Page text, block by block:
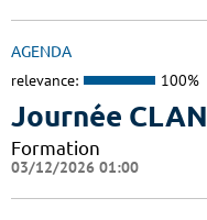
AGENDA
relevance: 100%
Journée CLAN
Formation
03/12/2026 01:00